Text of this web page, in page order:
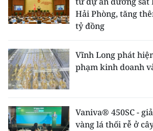
Hải Phòng, tăng
tỷ đồng
Vĩnh Long phát
phạm kinh doanh
Vaniva® 450SC -
vàng lá thối rễ ở